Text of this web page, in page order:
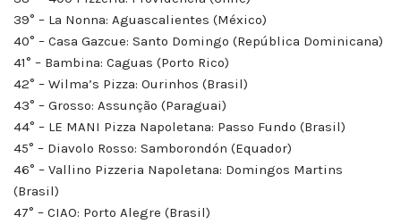
39° – La Nonna: Aguascalientes (México)
40° – Casa Gazcue: Santo Domingo (República Dominicana)
41° – Bambina: Caguas (Porto Rico)
42° – Wilma’s Pizza: Ourinhos (Brasil)
43° – Grosso: Assunção (Paraguai)
44° – LE MANI Pizza Napoletana: Passo Fundo (Brasil)
45° – Diavolo Rosso: Samborondón (Equador)
46° – Vallino Pizzeria Napoletana: Domingos Martins
(Brasil)
47° – CIAO: Porto Alegre (Brasil)